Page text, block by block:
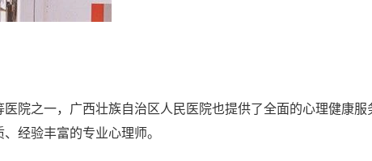
院之一，广西壮族自治区人民医院也提供了全面的心理健康服
经验丰富的专业心理师。